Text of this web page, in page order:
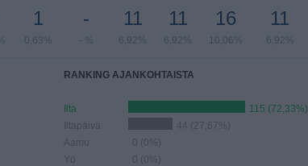
1
0,63%
-
- %
11
6,92%
11
6,92%
16
10,06%
11
6,92%
RANKING AJANKOHTAISTA
Ilta
115 (72,33%)
Iltapäivä
44 (27,67%)
Aamu
0 (0%)
Yö
0 (0%)